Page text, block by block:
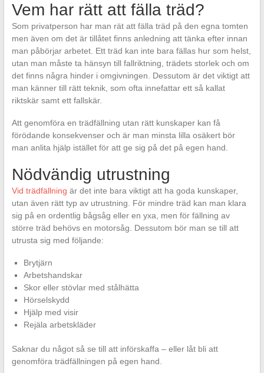
Vem har rätt att fälla träd?
Som privatperson har man rät att fälla träd på den egna tomten
men även om det är tillåtet finns anledning att tänka efter innan
man påbörjar arbetet. Ett träd kan inte bara fällas hur som helst,
utan man måste ta hänsyn till fallriktning, trädets storlek och om
det finns några hinder i omgivningen. Dessutom är det viktigt att
man känner till rätt teknik, som ofta innefattar ett så kallat
riktskär samt ett fallskär.
Att genomföra en trädfällning utan rätt kunskaper kan få
förödande konsekvenser och är man minsta lilla osäkert bör
man anlita hjälp istället för att ge sig på det på egen hand.
Nödvändig utrustning
Vid trädfällning är det inte bara viktigt att ha goda kunskaper,
utan även rätt typ av utrustning. För mindre träd kan man klara
sig på en ordentlig bågsåg eller en yxa, men för fällning av
större träd behövs en motorsåg. Dessutom bör man se till att
utrusta sig med följande:
Brytjärn
Arbetshandskar
Skor eller stövlar med stålhätta
Hörselskydd
Hjälp med visir
Rejäla arbetskläder
Saknar du något så se till att införskaffa – eller låt bli att
genomföra trädfällningen på egen hand.